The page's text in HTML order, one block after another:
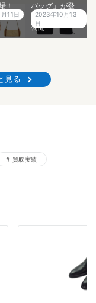
！
公
11日
バッグ」が登
場！買取価格
公開中
2023年10月13
日
見る
買取実績